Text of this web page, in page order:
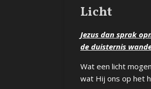
Licht
Jezus dan sprak
de duisternis
Wat een licht
wat Hij ons op het